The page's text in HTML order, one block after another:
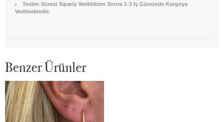
Teslim Süresi Sipariş Verildikten Sonra 1-3 İş Gününde Kargoya
Verilmektedir.
Benzer Ürünler